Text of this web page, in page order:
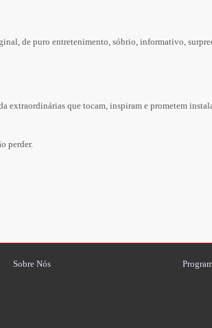
de puro entretenimento, sóbrio, informativo,
que tocam, inspiram e prometem
perder.
Sobre Nós